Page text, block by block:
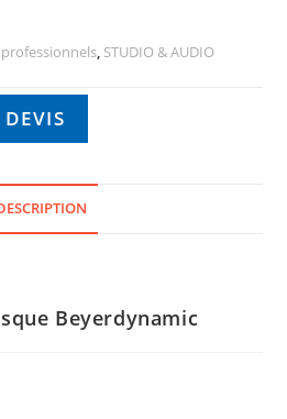
, STUDIO & AUDIO
Beyerdynamic